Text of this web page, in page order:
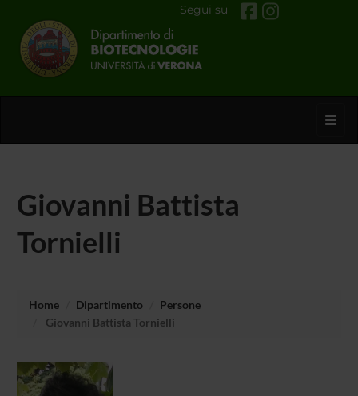
Segui su
Giovanni Battista
Tornielli
Home Dipartimento
Persone
Giovanni Battista Tornielli